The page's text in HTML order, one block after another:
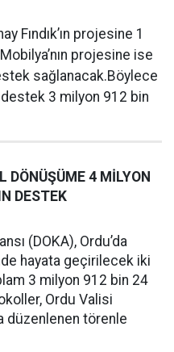
Fındık’ın projesine 1
projesine ise
sağlanacak.Böylece
3 milyon 912 bin
DÖNÜŞÜME 4 MİLYON
DESTEK
(DOKA), Ordu’da
hayata geçirilecek iki
3 milyon 912 bin 24
Ordu Valisi
düzenlenen törenle